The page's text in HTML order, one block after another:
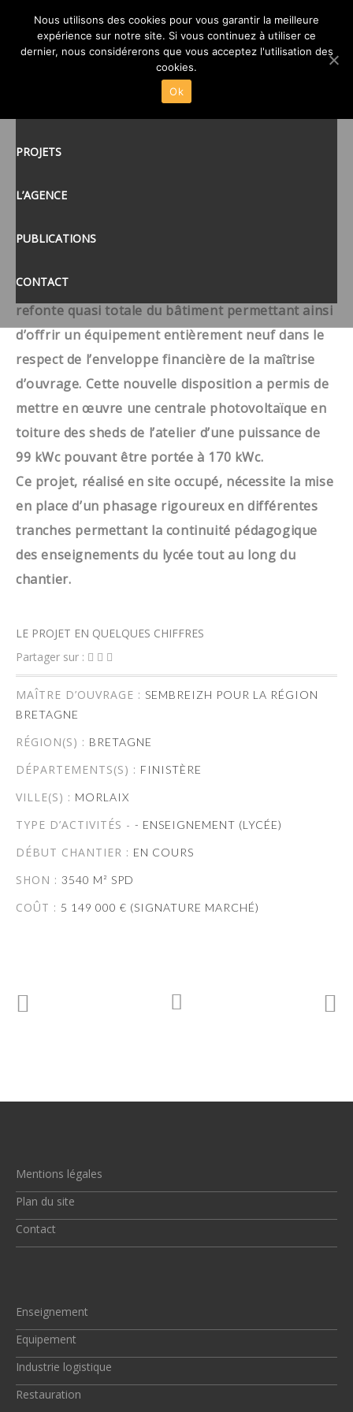
PROJETS
L’AGENCE
PUBLICATIONS
CONTACT
RESTRUCTURATION DES
ATELIERS TECHNOLOGIQUES
AU LYCÉE TRISTAN
CORBIÈRE DE MORLAIX (29)
Dans les ateliers technologiques du lycée Tristan
Corbière à Morlaix (29), les espaces «
industrielle » nécessitait une lourde
restructuration afin de répondre aux besoins
bâtiment possédait une image architecturale
de proposer, au lieu d’une rénovation, une
refonte quasi totale du bâtiment permettant ainsi
d’offrir un équipement entièrement neuf dans le
respect de l’enveloppe financière de la maîtrise
d’ouvrage. Cette nouvelle disposition a permis de
mettre en œuvre une centrale photovoltaïque en
toiture des sheds de l’atelier d’une puissance de
99 kWc pouvant être portée à 170 kWc.
Ce projet, réalisé en site occupé, nécessite la mise
en place d’un phasage rigoureux en différentes
tranches permettant la continuité pédagogique
des enseignements du lycée tout au long du
chantier.
LE PROJET EN QUELQUES CHIFFRES
Partager sur :
MAÎTRE D’OUVRAGE : SEMBREIZH POUR LA RÉGION
BRETAGNE
RÉGION(S) : BRETAGNE
DÉPARTEMENTS(S) : FINISTÈRE
VILLE(S) : MORLAIX
TYPE D’ACTIVITÉS - - ENSEIGNEMENT (LYCÉE)
DÉBUT CHANTIER : EN COURS
SHON : 3540 M² SPD
COÛT : 5 149 000 € (SIGNATURE MARCHÉ)
Mentions légales
Plan du site
Contact
Enseignement
Equipement
Industrie logistique
Restauration
Nous utilisons des cookies pour vous garantir la meilleure
expérience sur notre site. Si vous continuez à utiliser ce
dernier, nous considérerons que vous acceptez l'utilisation des
cookies.
Ok